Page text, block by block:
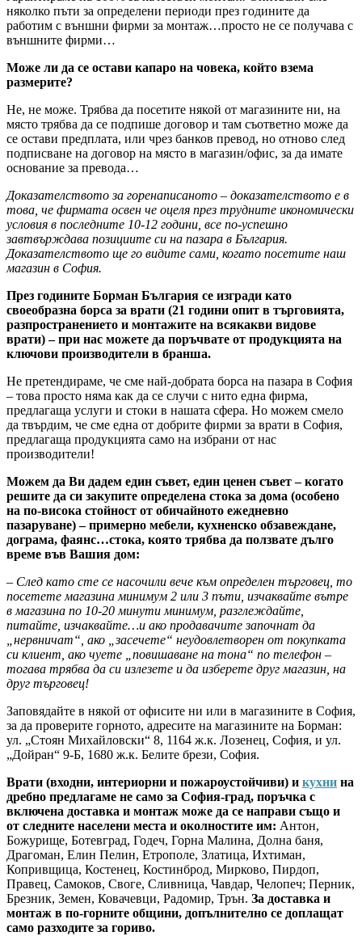
няколко пъти за определени периоди през годините да
работим с външни фирми за монтаж…просто не се получава с
външните фирми…
Може ли да се остави капаро на човека, който взема
размерите?
Не, не може. Трябва да посетите някой от магазините ни, на
място трябва да се подпише договор и там съответно може да
се остави предплата, или чрез банков превод, но отново след
подписване на договор на място в магазин/офис, за да имате
основание за превода…
Доказателството за горенаписаното – доказателството е в
това, че фирмата освен че оцеля през трудните икономически
условия в последните 10-12 години, все по-успешно
завтвърждава позициите си на пазара в България.
Доказателството ще го видите сами, когато посетите наш
магазин в София.
През годините Борман България се изгради като
своеобразна борса за врати (21 години опит в търговията,
разпространението и монтажите на всякакви видове
врати) – при нас можете да поръчвате от продукцията на
ключови производители в бранша.
Не претендираме, че сме най-добрата борса на пазара в София
– това просто няма как да се случи с нито една фирма,
предлагаща услуги и стоки в нашата сфера. Но можем смело
да твърдим, че сме една от добрите фирми за врати в София,
предлагаща продукцията само на избрани от нас
производители!
Можем да Ви дадем един съвет, един ценен съвет – когато
решите да си закупите определена стока за дома (особено
на по-висока стойност от обичайното ежедневно
пазаруване) – примерно мебели, кухненско обзавеждане,
дограма, фаянс…стока, която трябва да ползвате дълго
време във Вашия дом:
– След като сте се насочили вече към определен търговец, то
посетете магазина минимум 2 или 3 пъти, изчаквайте вътре
в магазина по 10-20 минути минимум, разглеждайте,
питайте, изчаквайте…и ако продавачите започнат да
„нервничат“, ако „засечете“ неудовлетворен от покупката
си клиент, ако чуете „повишаване на тона“ по телефон –
тогава трябва да си излезете и да изберете друг магазин, на
друг търговец!
Заповядайте в някой от офисите ни или в магазините в София,
за да проверите горното, адресите на магазините на Борман:
ул. „Стоян Михайловски“ 8, 1164 ж.к. Лозенец, София, и ул.
„Дойран“ 9-Б, 1680 ж.к. Белите брези, София.
Врати (входни, интериорни и пожароустойчиви) и кухни на
дребно предлагаме не само за София-град, поръчка с
включена доставка и монтаж може да се направи също и
от следните населени места и околностите им: Антон,
Божурище, Ботевград, Годеч, Горна Малина, Долна баня,
Драгоман, Елин Пелин, Етрополе, Златица, Ихтиман,
Копривщица, Костенец, Костинброд, Мирково, Пирдоп,
Правец, Самоков, Своге, Сливница, Чавдар, Челопеч; Перник,
Брезник, Земен, Ковачевци, Радомир, Трън. За доставка и
монтаж в по-горните общини, допълнително се доплащат
само разходите за гориво.